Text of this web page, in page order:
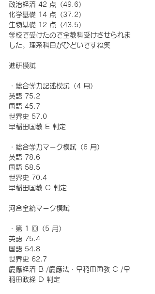
政治経済 42 点（49.6）
化学基礎 14 点（37.2）
生物基礎 12 点（43.5）
学校で受けたので全教科受けさせられま
した。理系科目がひどいですね笑
進研模試
・総合学力記述模試（4 月）
英語 75.2
国語 45.7
世界史 57.0
早稲田国教 E 判定
・総合学力マーク模試（6 月）
英語 78.6
国語 58.5
世界史 70.4
早稲田国教 C 判定
河合全統マーク模試
・第 1 回（5 月）
英語 75.4
国語 54.8
世界史 62.7
慶應経済 B /慶應法・早稲田国教 C /早
稲田政経 D 判定